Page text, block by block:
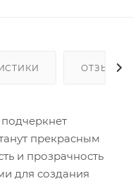
ОТЗЫВЫ
прекрасным
и прозрачность
для создания